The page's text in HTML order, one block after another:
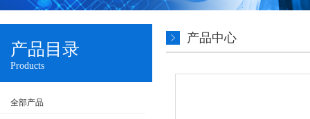
产品目录
Products
全部产品
产品中心